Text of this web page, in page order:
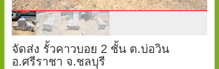
จัดส่ง รั้วคาวบอย 2 ชั้น ต.บ่อวิน
อ.ศรีราชา จ.ชลบุรี